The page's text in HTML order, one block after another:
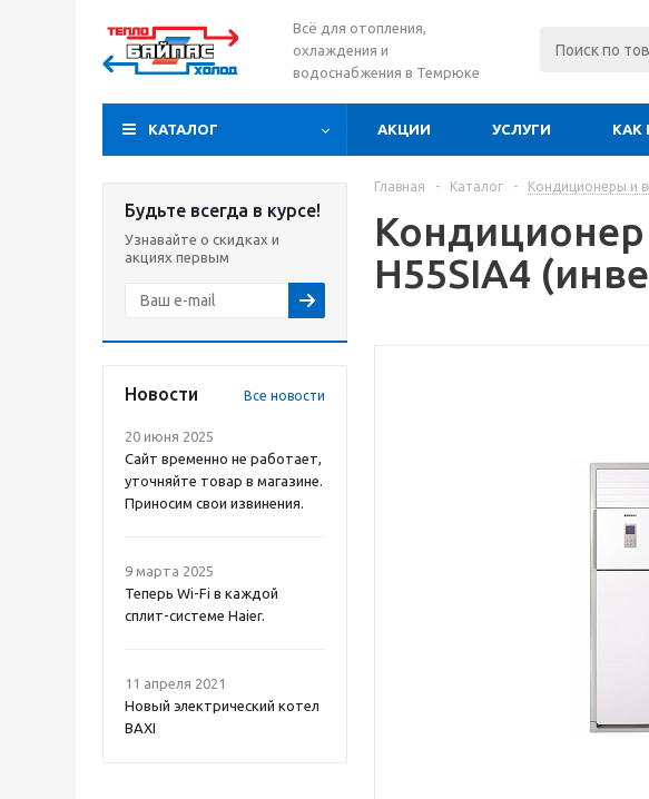
Всё для отопления,
охлаждения и
водоснабжения в Темрюке
КАТАЛОГ АКЦИИ УСЛУГИ КАК
Будьте всегда в курсе!
Узнавайте о скидках и
акциях первым
Новости Все новости
20 июня 2025
Сайт временно не работает,
уточняйте товар в магазине.
Приносим свои извинения.
9 марта 2025
Теперь Wi-Fi в каждой
сплит-системе Haier.
11 апреля 2021
Новый электрический котел
BAXI
Главная - Каталог - Кондиционеры и
Кондиционер
H55SIA4